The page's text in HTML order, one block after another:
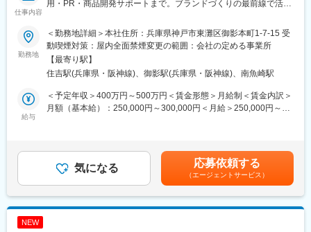
仕事内容
用・PR・商品開発サポートまで。ブランドづくりの最前線で活躍
▼ポジションの魅力▼
・商品開発サポート、広報、SNS運用、イベント運営など幅広い
業務に携われる
・マーケティング業務全般の知識・経験を身につけ、市場価値を
高められる環境
・安定した事業基盤と働きやすい環境のもと、長期的なキャリア
形成が可能
長年にわたり高品質な酒造りを追求し、多くのお客様から支持を
いただいている当社にて、営業統括部マーケティング課の広報ア
シスタント業務をお任せします。当社は伝統を大切にしながら
勤務地
＜勤務地詳細＞本社住所：兵庫県神戸市東灘区御影本町1-7-15 受
動喫煙対策：屋内全面禁煙変更の範囲：会社の定める事業所
【最寄り駅】
住吉駅(兵庫県・阪神線)、御影駅(兵庫県・阪神線)、南魚崎駅
給与
＜予定年収＞400万円～500万円＜賃金形態＞月給制＜賃金内訳＞
月額（基本給）：250,000円～300,000円＜月給＞250,000円～
気になる 応募依頼する
（エージェントサービス）
NEW